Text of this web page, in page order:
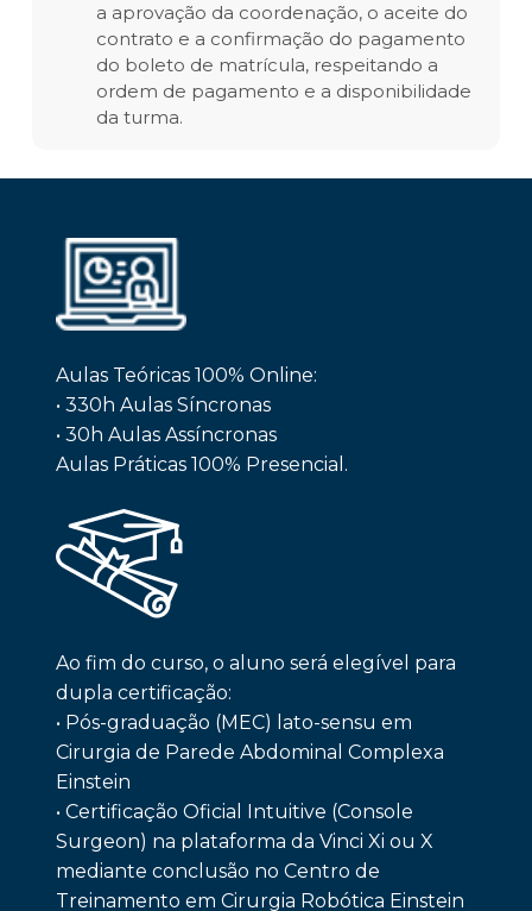
a aprovação da coordenação, o aceite do
contrato e a confirmação do pagamento
do boleto de matrícula, respeitando a
ordem de pagamento e a disponibilidade
da turma.
Aulas Teóricas 100% Online:
• 330h Aulas Síncronas
• 30h Aulas Assíncronas
Aulas Práticas 100% Presencial.
Ao fim do curso, o aluno será elegível para
dupla certificação:
• Pós-graduação (MEC) lato-sensu em
Cirurgia de Parede Abdominal Complexa
Einstein
• Certificação Oficial Intuitive (Console
Surgeon) na plataforma da Vinci Xi ou X
mediante conclusão no Centro de
Treinamento em Cirurgia Robótica Einstein